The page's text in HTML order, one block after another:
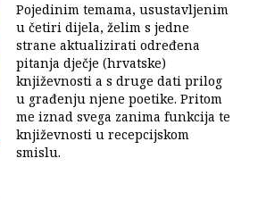
Pojedinim temama, usustavljenim
u četiri dijela, želim s jedne
strane aktualizirati određena
pitanja dječje (hrvatske)
književnosti a s druge dati prilog
u građenju njene poetike. Pritom
me iznad svega zanima funkcija te
književnosti u recepcijskom
smislu.